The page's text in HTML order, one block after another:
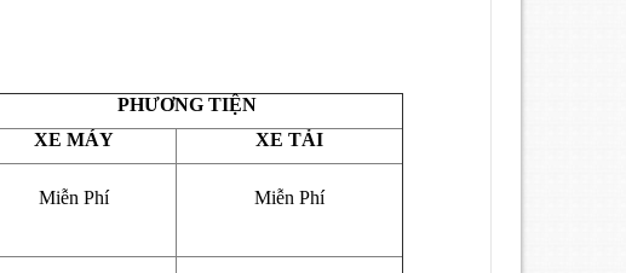
PHƯƠNG TIỆN
XE MÁY
XE TẢI
Miễn Phí Miễn Phí